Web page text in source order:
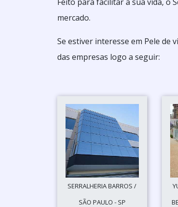
mercado.
Se estiver interesse em Pele de
das empresas logo a seguir:
SERRALHERIA BARROS /
SÃO PAULO - SP